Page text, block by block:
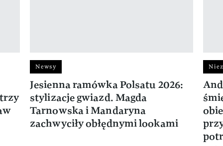
Newsy
Jesienna ramówka Polsatu 2026:
stylizacje gwiazd. Magda
Tarnowska i Mandaryna
zachwyciły obłędnymi lookami